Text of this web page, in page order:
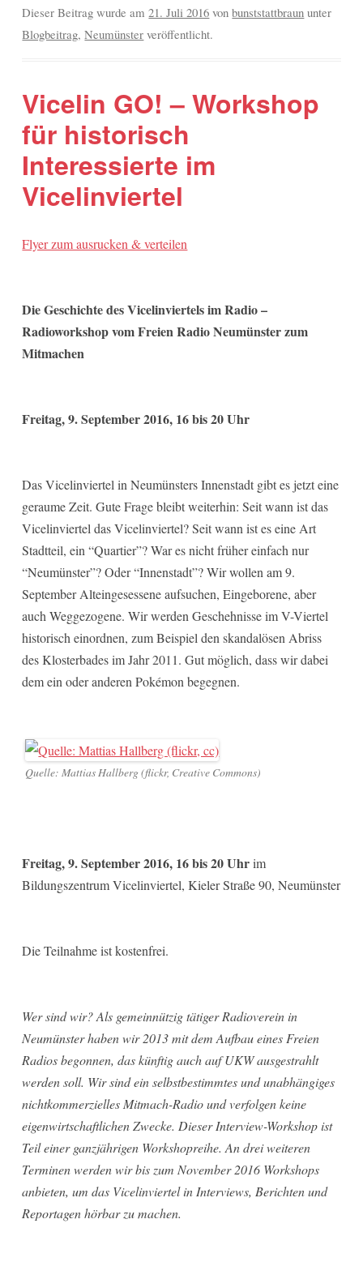
Dieser Beitrag wurde am21. Juli 2016 vonbunststattbraun unter
Blogbeitrag,Neumünster veröffentlicht.
Vicelin GO! – Workshop
für historisch
Interessierte im
Vicelinviertel
Flyer zum ausrucken & verteilen
Die Geschichte des Vicelinviertels im Radio –
Radioworkshop vom Freien Radio Neumünster zum
Mitmachen
Freitag, 9. September 2016, 16 bis 20 Uhr
Das Vicelinviertel in Neumünsters Innenstadt gibt es jetzt eine
geraume Zeit. Gute Frage bleibt weiterhin: Seit wann ist das
Vicelinviertel das Vicelinviertel? Seit wann ist es eine Art
Stadtteil, ein “Quartier”? War es nicht früher einfach nur
“Neumünster”? Oder “Innenstadt”? Wir wollen am 9.
September Alteingesessene aufsuchen, Eingeborene, aber
auch Weggezogene. Wir werden Geschehnisse im V-Viertel
historisch einordnen, zum Beispiel den skandalösen Abriss
des Klosterbades im Jahr 2011. Gut möglich, dass wir dabei
dem ein oder anderen Pokémon begegnen.
Quelle: Mattias Hallberg (flickr, Creative Commons)
Freitag, 9. September 2016, 16 bis 20 Uhrim
Bildungszentrum Vicelinviertel, Kieler Straße 90, Neumünster
Die Teilnahme ist kostenfrei.
Wer sind wir? Als gemeinnützig tätiger Radioverein in
Neumünster haben wir 2013 mit dem Aufbau eines Freien
Radios begonnen, das künftig auch auf UKW ausgestrahlt
werden soll. Wir sind ein selbstbestimmtes und unabhängiges
nichtkommerzielles Mitmach-Radio und verfolgen keine
eigenwirtschaftlichen Zwecke. Dieser Interview-Workshop ist
Teil einer ganzjährigen Workshopreihe. An drei weiteren
Terminen werden wir bis zum November 2016 Workshops
anbieten, um das Vicelinviertel in Interviews, Berichten und
Reportagen hörbar zu machen.